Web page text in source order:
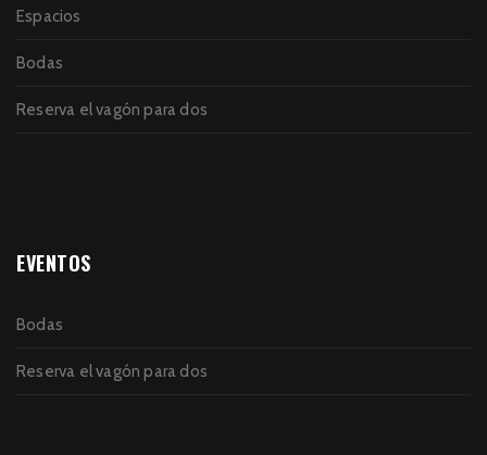
Espacios
Bodas
Reserva el vagón para dos
EVENTOS
Bodas
Reserva el vagón para dos